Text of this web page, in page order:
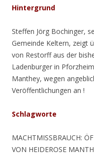
Hintergrund
Steffen Jörg Bochinger,
Gemeinde Keltern, zeigt
von Restorff aus der
Ladenburger in
Manthey, wegen
Veröffentlichungen an !
Schlagworte
MACHTMISSBRAUCH:
VON HEIDEROSE